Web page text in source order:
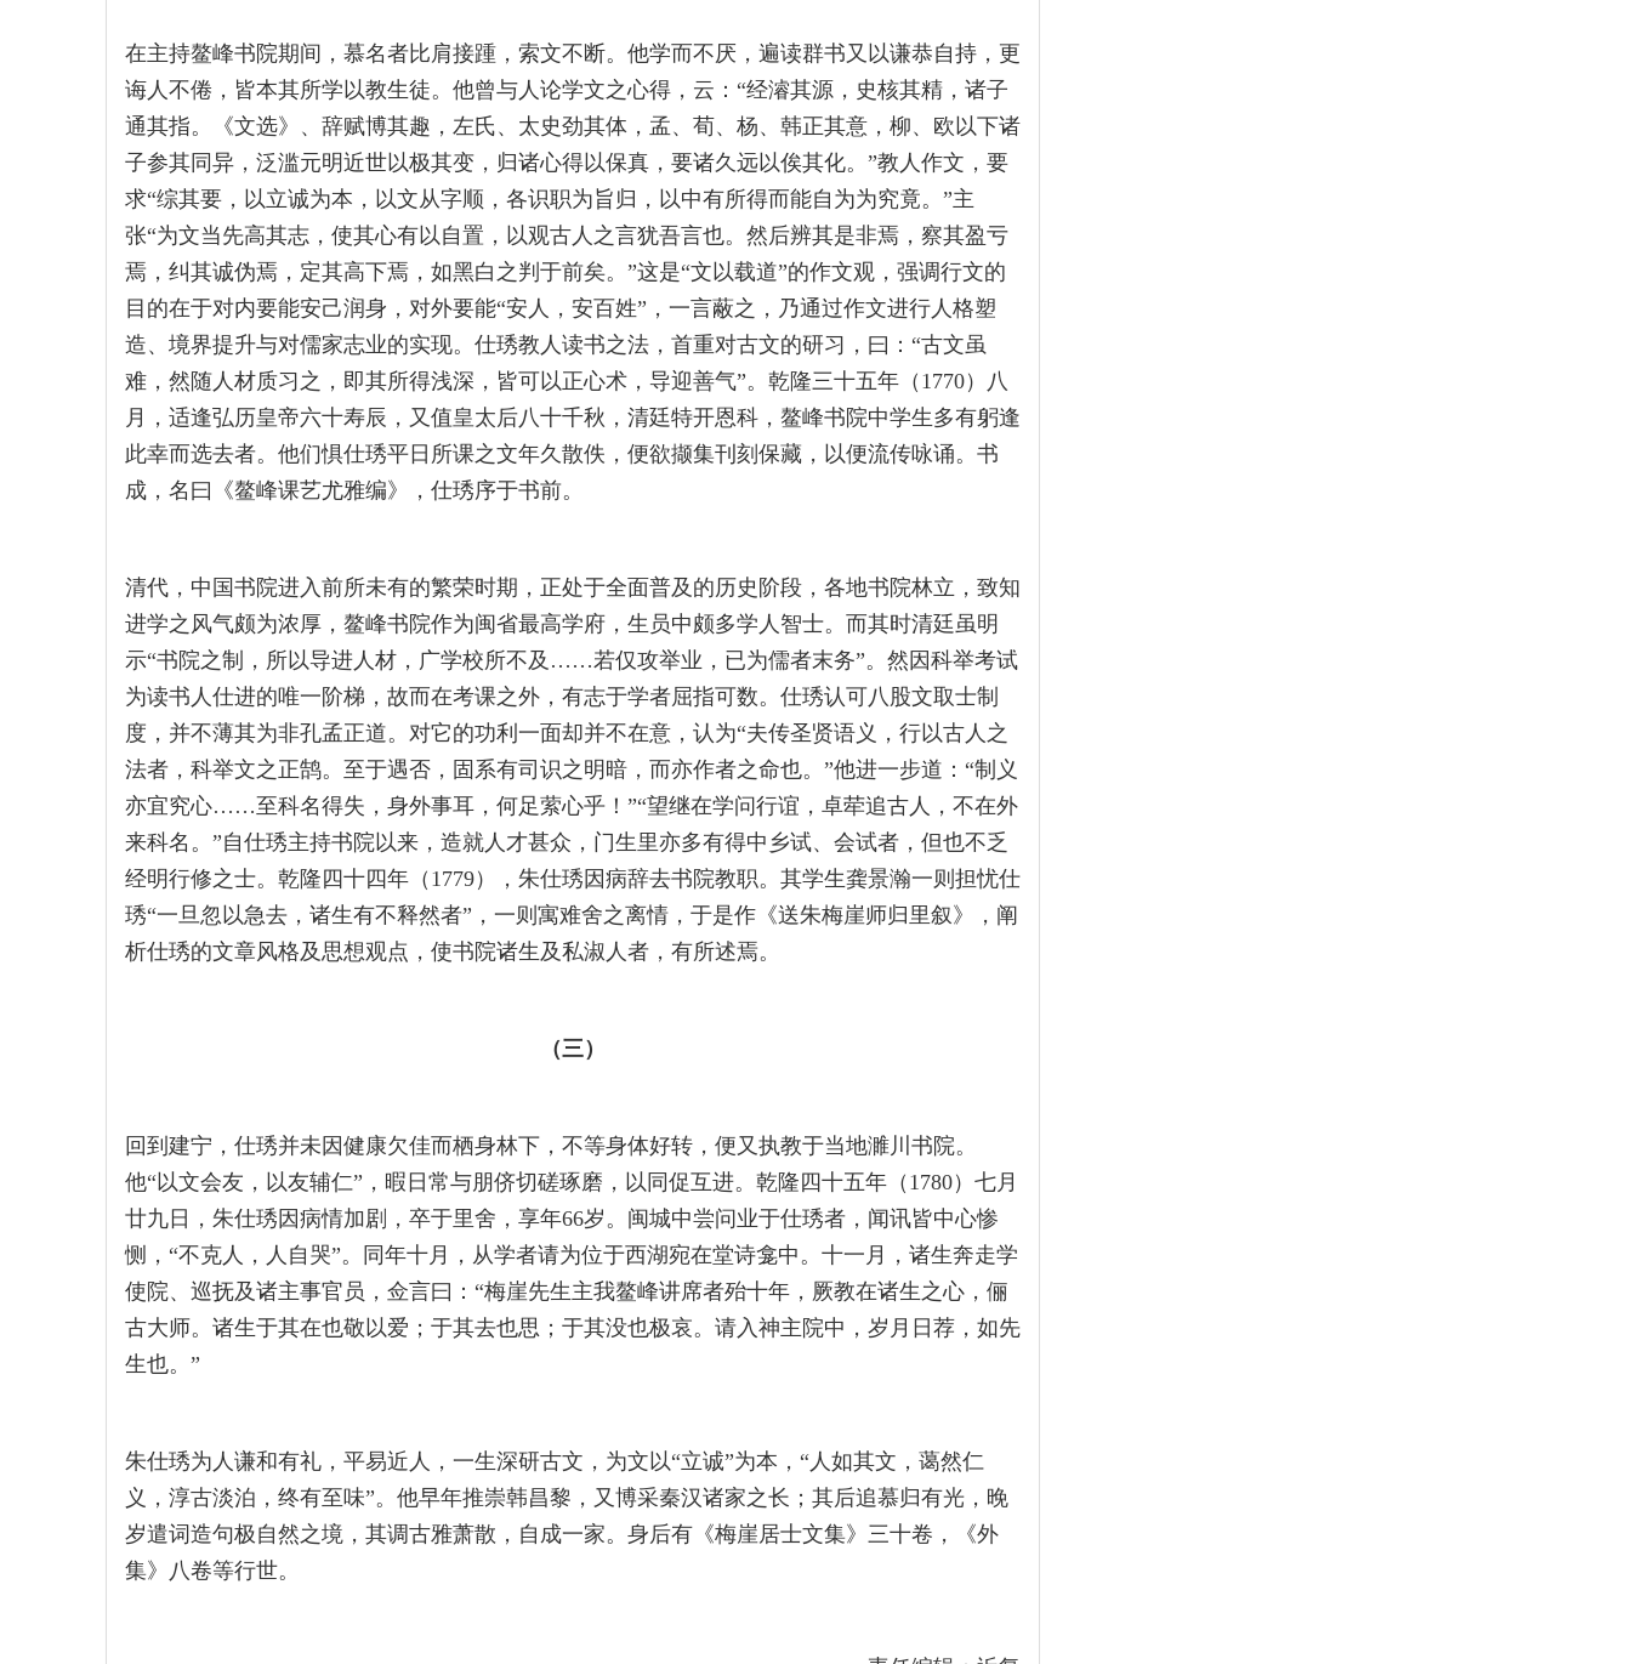
在主持鳌峰书院期间，慕名者比肩接踵，索文不断。他学而不厌，遍读群书又以谦恭自持，更
诲人不倦，皆本其所学以教生徒。他曾与人论学文之心得，云：“经濬其源，史核其精，诸子
通其指。《文选》、辞赋博其趣，左氏、太史劲其体，孟、荀、杨、韩正其意，柳、欧以下诸
子参其同异，泛滥元明近世以极其变，归诸心得以保真，要诸久远以俟其化。”教人作文，要
求“综其要，以立诚为本，以文从字顺，各识职为旨归，以中有所得而能自为为究竟。”主
张“为文当先高其志，使其心有以自置，以观古人之言犹吾言也。然后辨其是非焉，察其盈亏
焉，纠其诚伪焉，定其高下焉，如黑白之判于前矣。”这是“文以载道”的作文观，强调行文的
目的在于对内要能安己润身，对外要能“安人，安百姓”，一言蔽之，乃通过作文进行人格塑
造、境界提升与对儒家志业的实现。仕琇教人读书之法，首重对古文的研习，曰：“古文虽
难，然随人材质习之，即其所得浅深，皆可以正心术，导迎善气”。乾隆三十五年（1770）八
月，适逢弘历皇帝六十寿辰，又值皇太后八十千秋，清廷特开恩科，鳌峰书院中学生多有躬逢
此幸而选去者。他们惧仕琇平日所课之文年久散佚，便欲撷集刊刻保藏，以便流传咏诵。书
成，名曰《鳌峰课艺尤雅编》，仕琇序于书前。
清代，中国书院进入前所未有的繁荣时期，正处于全面普及的历史阶段，各地书院林立，致知
进学之风气颇为浓厚，鳌峰书院作为闽省最高学府，生员中颇多学人智士。而其时清廷虽明
示“书院之制，所以导进人材，广学校所不及……若仅攻举业，已为儒者末务”。然因科举考试
为读书人仕进的唯一阶梯，故而在考课之外，有志于学者屈指可数。仕琇认可八股文取士制
度，并不薄其为非孔孟正道。对它的功利一面却并不在意，认为“夫传圣贤语义，行以古人之
法者，科举文之正鹄。至于遇否，固系有司识之明暗，而亦作者之命也。”他进一步道：“制义
亦宜究心……至科名得失，身外事耳，何足萦心乎！”“望继在学问行谊，卓荦追古人，不在外
来科名。”自仕琇主持书院以来，造就人才甚众，门生里亦多有得中乡试、会试者，但也不乏
经明行修之士。乾隆四十四年（1779），朱仕琇因病辞去书院教职。其学生龚景瀚一则担忧仕
琇“一旦忽以急去，诸生有不释然者”，一则寓难舍之离情，于是作《送朱梅崖师归里叙》，阐
析仕琇的文章风格及思想观点，使书院诸生及私淑人者，有所述焉。
（三）
回到建宁，仕琇并未因健康欠佳而栖身林下，不等身体好转，便又执教于当地濉川书院。
他“以文会友，以友辅仁”，暇日常与朋侪切磋琢磨，以同促互进。乾隆四十五年（1780）七月
廿九日，朱仕琇因病情加剧，卒于里舍，享年66岁。闽城中尝问业于仕琇者，闻讯皆中心惨
恻，“不克人，人自哭”。同年十月，从学者请为位于西湖宛在堂诗龛中。十一月，诸生奔走学
使院、巡抚及诸主事官员，佥言曰：“梅崖先生主我鳌峰讲席者殆十年，厥教在诸生之心，俪
古大师。诸生于其在也敬以爱；于其去也思；于其没也极哀。请入神主院中，岁月日荐，如先
生也。”
朱仕琇为人谦和有礼，平易近人，一生深研古文，为文以“立诚”为本，“人如其文，蔼然仁
义，淳古淡泊，终有至味”。他早年推崇韩昌黎，又博采秦汉诸家之长；其后追慕归有光，晚
岁遣词造句极自然之境，其调古雅萧散，自成一家。身后有《梅崖居士文集》三十卷，《外
集》八卷等行世。